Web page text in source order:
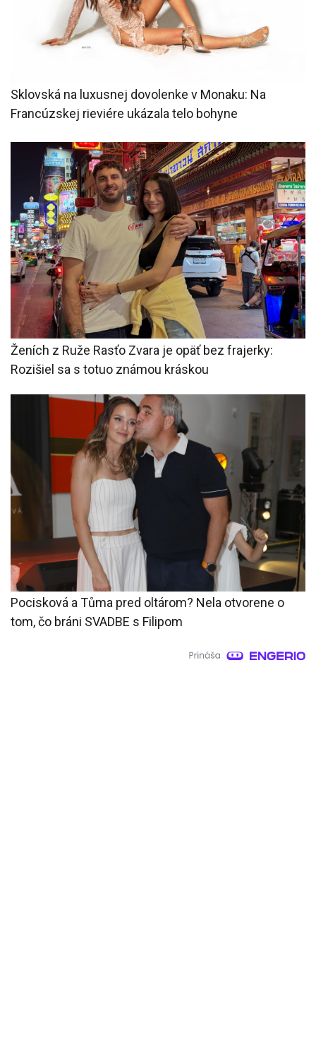
Sklovská na luxusnej dovolenke v Monaku: Na
Francúzskej rieviére ukázala telo bohyne
Ženích z Ruže Rasťo Zvara je opäť bez frajerky:
Rozišiel sa s totuo známou kráskou
Pocisková a Tůma pred oltárom? Nela otvorene o
tom, čo bráni SVADBE s Filipom